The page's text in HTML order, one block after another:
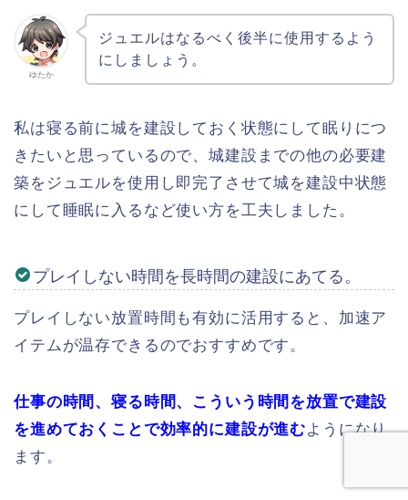
ゆたか
ジュエルはなるべく後半に使用するよう
にしましょう。
私は寝る前に城を建設しておく状態にして眠りにつ
きたいと思っているので、城建設までの他の必要建
築をジュエルを使用し即完了させて城を建設中状態
にして睡眠に入るなど使い方を工夫しました。
プレイしない時間を長時間の建設にあてる。
プレイしない放置時間も有効に活用すると、加速ア
イテムが温存できるのでおすすめです。
仕事の時間、寝る時間、こういう時間を放置で建設
を進めておくことで効率的に建設が進むようになり
ます。